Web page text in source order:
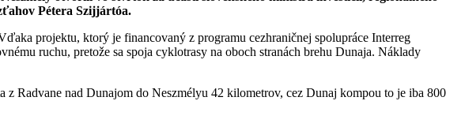
Pétera Szijjártóa.
projektu, ktorý je financovaný z programu cezhraničnej spolupráce Interreg
ruchu, pretože sa spoja cyklotrasy na oboch stranách brehu Dunaja. Náklady
z Radvane nad Dunajom do Neszmélyu 42 kilometrov, cez Dunaj kompou to je iba 800